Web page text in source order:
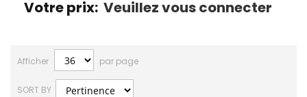
Votre prix: Veuillez vous connecter
Afficher par page
SORT BY